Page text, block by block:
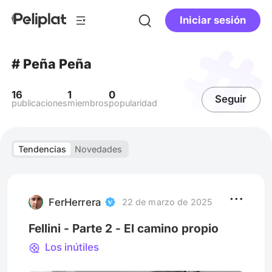
Iniciar sesión
# Peña Peña
16
publicaciones
1
miembros
0
popularidad Seguir
Tendencias Novedades
FerHerrera 22 de marzo de 2025
Fellini - Parte 2 - El camino propio
Los inútiles